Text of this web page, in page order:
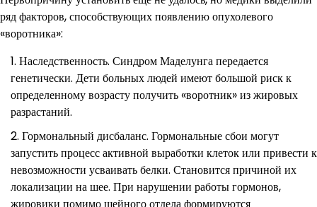
ряд факторов, способствующих появлению опухолевого
«воротника»:
Наследственность. Синдром Маделунга передается
генетически. Дети больных людей имеют большой риск к
определенному возрасту получить «воротник» из жировых
разрастаний.
Гормональный дисбаланс. Гормональные сбои могут
запустить процесс активной выработки клеток или привести к
невозможности усваивать белки. Становится причиной их
локализации на шее. При нарушении работы гормонов,
жировики помимо шейного отдела формируются